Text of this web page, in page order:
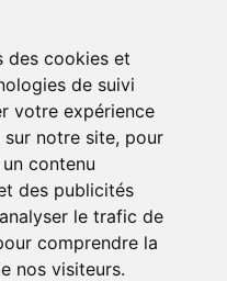
des cookies et
de suivi
votre expérience
notre site, pour
contenu
des publicités
le trafic de
comprendre la
nos visiteurs.